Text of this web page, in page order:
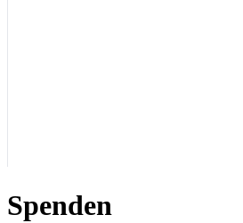
Spenden